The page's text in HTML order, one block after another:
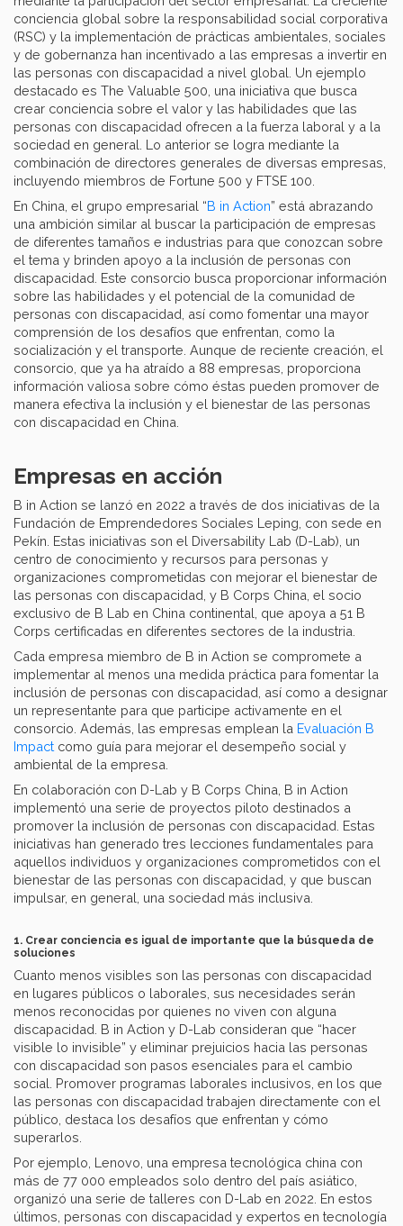
conciencia global sobre la responsabilidad social corporativa
(RSC) y la implementación de prácticas ambientales, sociales
y de gobernanza han incentivado a las empresas a invertir en
las personas con discapacidad a nivel global. Un ejemplo
destacado es The Valuable 500, una iniciativa que busca
crear conciencia sobre el valor y las habilidades que las
personas con discapacidad ofrecen a la fuerza laboral y a la
sociedad en general. Lo anterior se logra mediante la
combinación de directores generales de diversas empresas,
incluyendo miembros de Fortune 500 y FTSE 100.
En China, el grupo empresarial “B in Action” está abrazando
una ambición similar al buscar la participación de empresas
de diferentes tamaños e industrias para que conozcan sobre
el tema y brinden apoyo a la inclusión de personas con
discapacidad. Este consorcio busca proporcionar información
sobre las habilidades y el potencial de la comunidad de
personas con discapacidad, así como fomentar una mayor
comprensión de los desafíos que enfrentan, como la
socialización y el transporte. Aunque de reciente creación, el
consorcio, que ya ha atraído a 88 empresas, proporciona
información valiosa sobre cómo éstas pueden promover de
manera efectiva la inclusión y el bienestar de las personas
con discapacidad en China.
Empresas en acción
B in Action se lanzó en 2022 a través de dos iniciativas de la
Fundación de Emprendedores Sociales Leping, con sede en
Pekín. Estas iniciativas son el Diversability Lab (D-Lab), un
centro de conocimiento y recursos para personas y
organizaciones comprometidas con mejorar el bienestar de
las personas con discapacidad, y B Corps China, el socio
exclusivo de B Lab en China continental, que apoya a 51 B
Corps certificadas en diferentes sectores de la industria.
Cada empresa miembro de B in Action se compromete a
implementar al menos una medida práctica para fomentar la
inclusión de personas con discapacidad, así como a designar
un representante para que participe activamente en el
consorcio. Además, las empresas emplean la Evaluación B
Impact como guía para mejorar el desempeño social y
ambiental de la empresa.
En colaboración con D-Lab y B Corps China, B in Action
implementó una serie de proyectos piloto destinados a
promover la inclusión de personas con discapacidad. Estas
iniciativas han generado tres lecciones fundamentales para
aquellos individuos y organizaciones comprometidos con el
bienestar de las personas con discapacidad, y que buscan
impulsar, en general, una sociedad más inclusiva.
1. Crear conciencia es igual de importante que la búsqueda de
soluciones
Cuanto menos visibles son las personas con discapacidad
en lugares públicos o laborales, sus necesidades serán
menos reconocidas por quienes no viven con alguna
discapacidad. B in Action y D-Lab consideran que “hacer
visible lo invisible” y eliminar prejuicios hacia las personas
con discapacidad son pasos esenciales para el cambio
social. Promover programas laborales inclusivos, en los que
las personas con discapacidad trabajen directamente con el
público, destaca los desafíos que enfrentan y cómo
superarlos.
Por ejemplo, Lenovo, una empresa tecnológica china con
más de 77 000 empleados solo dentro del país asiático,
organizó una serie de talleres con D-Lab en 2022. En estos
últimos, personas con discapacidad y expertos en tecnología